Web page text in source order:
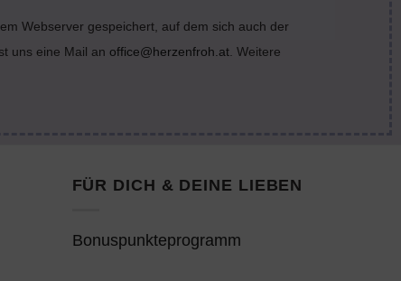
Webserver gespeichert, auf dem sich auch der
uns eine Mail an office@herzenfroh.at . Weitere
FÜR DICH & DEINE LIEBEN
Bonuspunkteprogramm